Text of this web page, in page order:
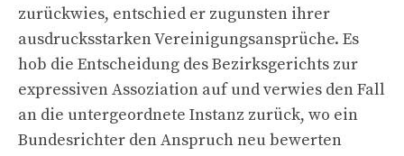
zurückwies, entschied er zugunsten ihrer
ausdrucksstarken Vereinigungsansprüche. Es
hob die Entscheidung des Bezirksgerichts zur
expressiven Assoziation auf und verwies den Fall
an die untergeordnete Instanz zurück, wo ein
Bundesrichter den Anspruch neu bewerten